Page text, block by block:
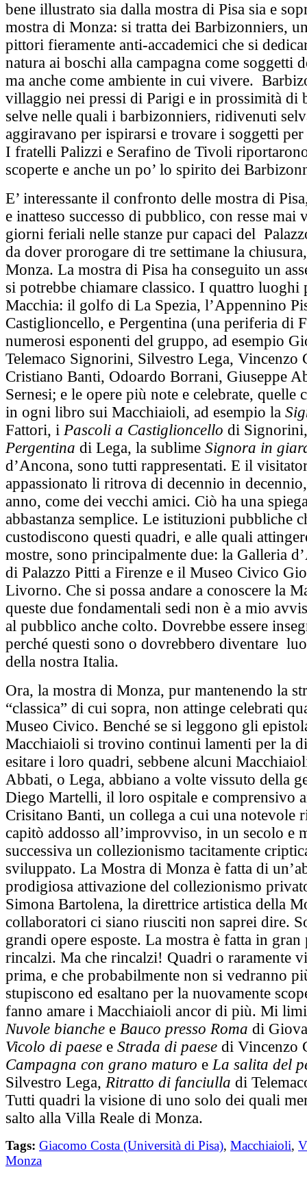
bene illustrato sia dalla mostra di Pisa sia e
mostra di Monza: si tratta dei Barbizonniers,
pittori fieramente anti-accademici che si
natura ai boschi alla campagna come soggetti
ma anche come ambiente in cui vivere.
villaggio nei pressi di Parigi e in prossimità di
selve nelle quali i barbizonniers, ridivenuti
aggiravano per ispirarsi e trovare i soggetti
I fratelli Palizzi e Serafino de Tivoli
scoperte e anche un po’ lo spirito dei
E’ interessante il confronto delle mostra di
e inatteso successo di pubblico, con resse mai
giorni feriali nelle stanze pur capaci del
da dover prorogare di tre settimane la
Monza. La mostra di Pisa ha conseguito un
si potrebbe chiamare classico. I quattro
Macchia: il golfo di La Spezia, l’Appennino
Castiglioncello, e Pergentina (una periferia di
numerosi esponenti del gruppo, ad esempio
Telemaco Signorini, Silvestro Lega, Vincenzo
Cristiano Banti, Odoardo Borrani, Giuseppe
Sernesi; e le opere più note e celebrate, quelle
in ogni libro sui Macchiaioli, ad esempio la
Fattori, i Pascoli a Castiglioncello di
Pergentina di Lega, la sublime Signora in
d’Ancona, sono tutti rappresentati. E il
appassionato li ritrova di decennio in
anno, come dei vecchi amici. Ciò ha una
abbastanza semplice. Le istituzioni pubbliche
custodiscono questi quadri, e alle quali
mostre, sono principalmente due: la Galleria
di Palazzo Pitti a Firenze e il Museo Civico
Livorno. Che si possa andare a conoscere la
queste due fondamentali sedi non è a mio
al pubblico anche colto. Dovrebbe essere
perché questi sono o dovrebbero diventare
della nostra Italia.
Ora, la mostra di Monza, pur mantenendo la
“classica” di cui sopra, non attinge celebrati
Museo Civico. Benché se si leggono gli
Macchiaioli si trovino continui lamenti per la
esitare i loro quadri, sebbene alcuni
Abbati, o Lega, abbiano a volte vissuto della
Diego Martelli, il loro ospitale e comprensivo
Crisitano Banti, un collega a cui una notevole
capitò addosso all’improvviso, in un secolo e
successiva un collezionismo tacitamente
sviluppato. La Mostra di Monza è fatta di
prodigiosa attivazione del collezionismo
Simona Bartolena, la direttrice artistica della
collaboratori ci siano riusciti non saprei dire.
grandi opere esposte. La mostra è fatta in gran
rincalzi. Ma che rincalzi! Quadri o raramente
prima, e che probabilmente non si vedranno
stupiscono ed esaltano per la nuovamente
fanno amare i Macchiaioli ancor di più. Mi
Nuvole bianche e Bauco presso Roma di
Vicolo di paese e Strada di paese di Vincenzo
Campagna con grano maturo eLa salita del
Silvestro Lega, Ritratto di fanciulla di
Tutti quadri la visione di uno solo dei quali
salto alla Villa Reale di Monza.
Tags: Giacomo Costa (Università di Pisa), Macchiaioli,
Monza